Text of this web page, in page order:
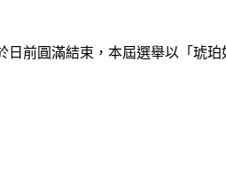
前圓滿結束，本屆選舉以「琥